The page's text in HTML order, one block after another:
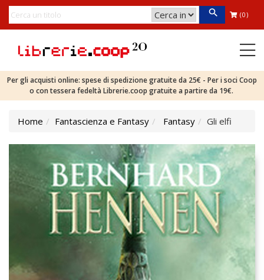
(0)
Per gli acquisti online: spese di spedizione gratuite da 25€ - Per i soci Coop
o con tessera fedeltà Librerie.coop gratuite a partire da 19€.
Home Fantascienza e Fantasy Fantasy Gli elfi